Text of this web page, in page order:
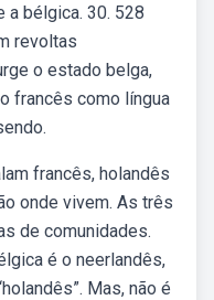
a bélgica. 30. 528
revoltas
o estado belga,
francês como língua
francês, holandês
onde vivem. As três
de comunidades.
é o neerlandês,
Mas, não é